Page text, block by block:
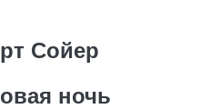
Сойер
ночь